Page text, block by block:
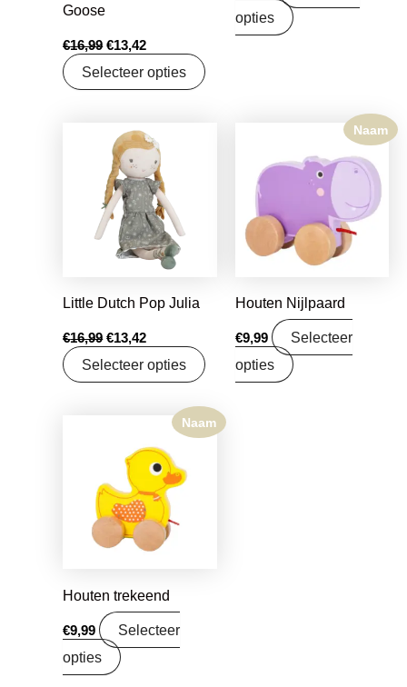
Goose
€16,99 €13,42
Selecteer opties
opties
Little Dutch Pop Julia
€16,99
Oorspronkelijke
prijs
was:
€16,99.
€13,42
Huidige
prijs
is:
€13,42.
Selecteer opties
Naam
Houten Nijlpaard
€9,99
Selecteer
opties
Naam
Houten trekeend
€9,99
Selecteer
opties